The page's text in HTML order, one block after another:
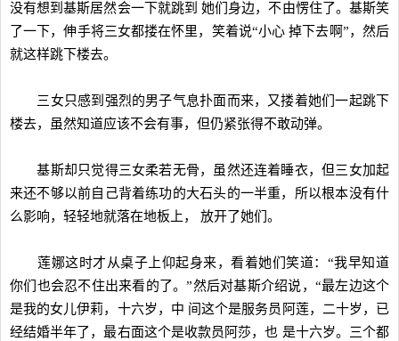
没有想到基斯居然会一下就跳到 她们身边，不由愣住了。基斯笑
了一下，伸手将三女都搂在怀里，笑着说“小心 掉下去啊”，然后
就这样跳下楼去。
三女只感到强烈的男子气息扑面而来，又搂着她们一起跳下
楼去，虽然知道应该不会有事，但仍紧张得不敢动弹。
基斯却只觉得三女柔若无骨，虽然还连着睡衣，但三女加起
来还不够以前自己背着练功的大石头的一半重，所以根本没有什
么影响，轻轻地就落在地板上， 放开了她们。
莲娜这时才从桌子上仰起身来，看着她们笑道：“我早知道
你们也会忍不住出来看的了。”然后对基斯介绍说，“最左边这个
是我的女儿伊莉，十六岁，中 间这个是服务员阿莲，二十岁，已
经结婚半年了，最右面这个是收款员阿莎，也 是十六岁。三个都